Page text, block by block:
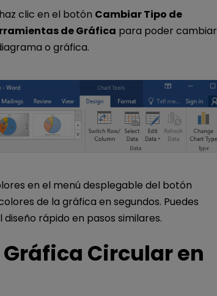
clic en el botón Cambiar Tipo de
de Gráfica para poder cambiar
o gráfica.
en el menú desplegable del botón
de la gráfica en segundos. Puedes
rápido en pasos similares.
Circular en